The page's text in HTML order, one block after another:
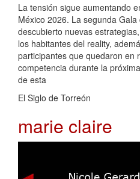
La tensión sigue aumentando
México 2026. La segunda
descubierto nuevas
los habitantes del reality,
participantes que quedaron en
competencia durante la
de esta
El Siglo de Torreón
marie claire